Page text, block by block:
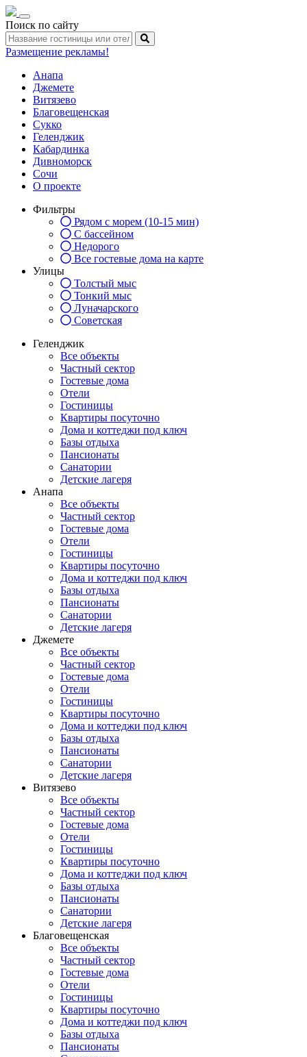
Toggle
navigation
Поиск по сайту
Размещение рекламы!
Анапа
Джемете
Витязево
Благовещенская
Сукко
Геленджик
Кабардинка
Дивноморск
Сочи
О проекте
Фильтры
Рядом с морем (10-15 мин)
С бассейном
Недорого
Все гостевые дома на карте
Улицы
Толстый мыс
Тонкий мыс
Луначарского
Советская
Геленджик
Все объекты
Частный сектор
Гостевые дома
Отели
Гостиницы
Квартиры посуточно
Дома и коттеджи под ключ
Базы отдыха
Пансионаты
Санатории
Детские лагеря
Анапа
Все объекты
Частный сектор
Гостевые дома
Отели
Гостиницы
Квартиры посуточно
Дома и коттеджи под ключ
Базы отдыха
Пансионаты
Санатории
Детские лагеря
Джемете
Все объекты
Частный сектор
Гостевые дома
Отели
Гостиницы
Квартиры посуточно
Дома и коттеджи под ключ
Базы отдыха
Пансионаты
Санатории
Детские лагеря
Витязево
Все объекты
Частный сектор
Гостевые дома
Отели
Гостиницы
Квартиры посуточно
Дома и коттеджи под ключ
Базы отдыха
Пансионаты
Санатории
Детские лагеря
Благовещенская
Все объекты
Частный сектор
Гостевые дома
Отели
Гостиницы
Квартиры посуточно
Дома и коттеджи под ключ
Базы отдыха
Пансионаты